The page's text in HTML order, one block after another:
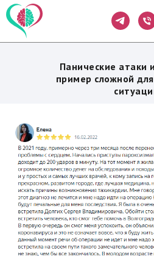
Панические атаки
пример сложной